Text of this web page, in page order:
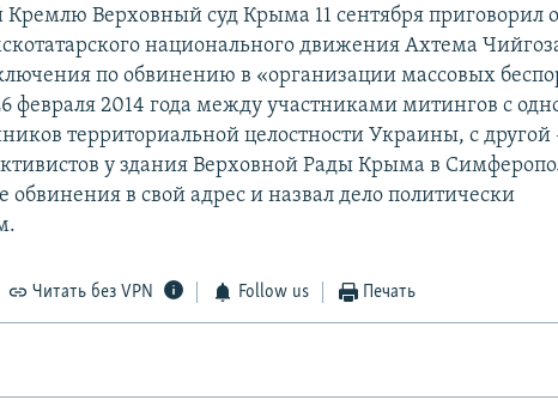
Верховный суд Крыма 11 сентября приговорил
национального движения Ахтема
по обвинению в «организации массовых
февраля 2014 года между участниками митингов с
территориальной целостности Украины, с другой
у здания Верховной Рады Крыма в
обвинения в свой адрес и назвал дело политически
Читать без VPN Follow us Печать